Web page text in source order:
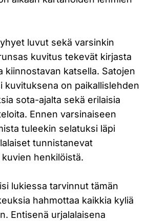
luvut sekä varsinkin
kuvitus tekevät kirjasta
kiinnostavan katsella. Satojen
kuvituksena on paikallislehden
sota-ajalta sekä erilaisia
Ennen varsinaiseen
tuleekin selatuksi läpi
tunnistanevat
henkilöistä.
lukiessa tarvinnut tämän
hahmottaa kaikkia kyliä
Entisenä urjalalaisena